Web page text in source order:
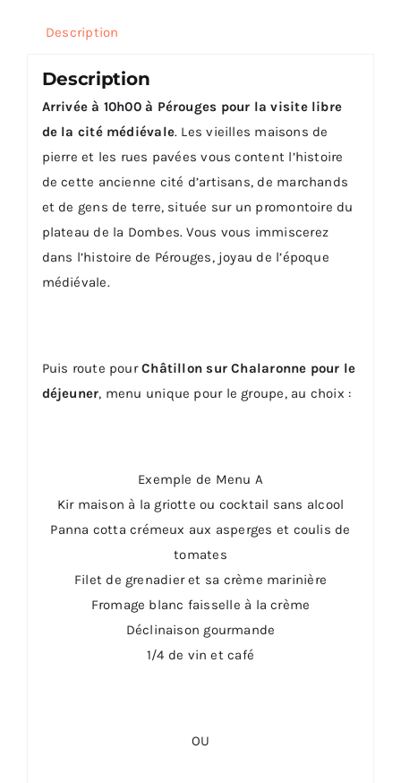
Description
Description
Arrivée à 10h00 à Pérouges pour la visite libre
de la cité médiévale. Les vieilles maisons de
pierre et les rues pavées vous content l’histoire
de cette ancienne cité d’artisans, de marchands
et de gens de terre, située sur un promontoire du
plateau de la Dombes. Vous vous immiscerez
dans l’histoire de Pérouges, joyau de l’époque
médiévale.
Puis route pourChâtillon sur Chalaronne pour le
déjeuner, menu unique pour le groupe, au choix :
Exemple de Menu A
Kir maison à la griotte ou cocktail sans alcool
Panna cotta crémeux aux asperges et coulis de
tomates
Filet de grenadier et sa crème marinière
Fromage blanc faisselle à la crème
Déclinaison gourmande
1/4 de vin et café
OU